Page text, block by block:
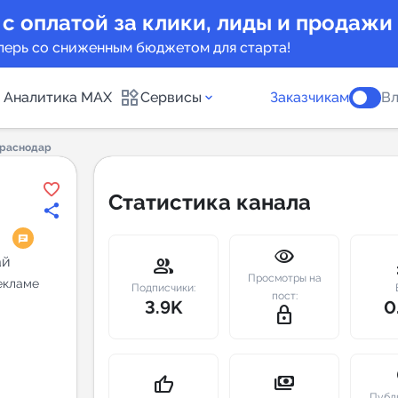
оплатой за клики, лиды и продажи
со сниженным бюджетом для старта!
Аналитика MAX Сервисы
Индекс
Telegram
New
Заказчикам
Статистика канала
group
Подписчики:
3.9K
visibility
Просмотры на
пост:
lock_outline
thumb_up payments